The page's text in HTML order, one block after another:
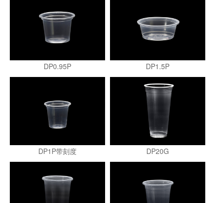
DP0.95P DP1.5P
DP1P带刻度 DP20G